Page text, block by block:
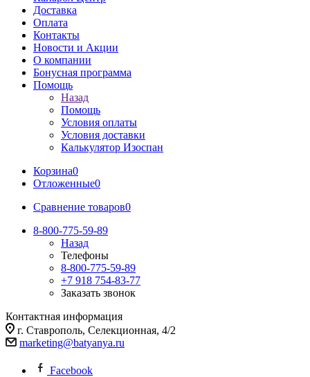
Доставка
Оплата
Контакты
Новости и Акции
О компании
Бонусная программа
Помощь
Назад
Помощь
Условия оплаты
Условия доставки
Калькулятор Изоспан
Корзина0
Отложенные0
Сравнение товаров0
8-800-775-59-89
Назад
Телефоны
8-800-775-59-89
+7 918 754-83-77
Заказать звонок
Контактная информация
г. Ставрополь, Селекционная, 4/2
marketing@batyanya.ru
Facebook